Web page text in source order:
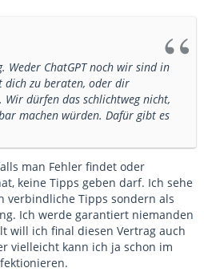
Weder ChatGPT noch wir sind in
dich zu beraten, oder dir
Wir dürfen das schlichtweg nicht,
machen würden. Dafür gibt es
man Fehler findet oder
keine Tipps geben darf. Ich sehe
verbindliche Tipps sondern als
Ich werde garantiert niemanden
will ich final diesen Vertrag auch
vielleicht kann ich ja schon im